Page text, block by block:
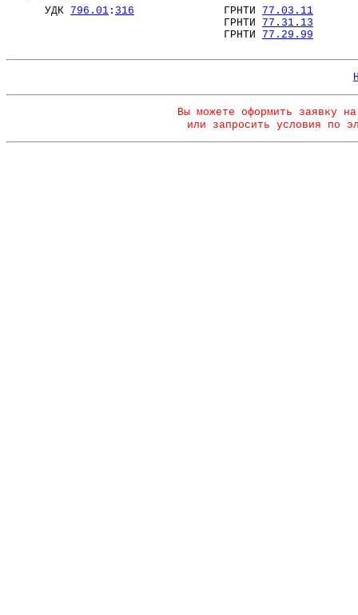
УДК 796.01 : 316 ГРНТИ 77.03.11
ГРНТИ 77.31.13
ГРНТИ 77.29.99
Вы можете оформить заявку
или запросить условия по